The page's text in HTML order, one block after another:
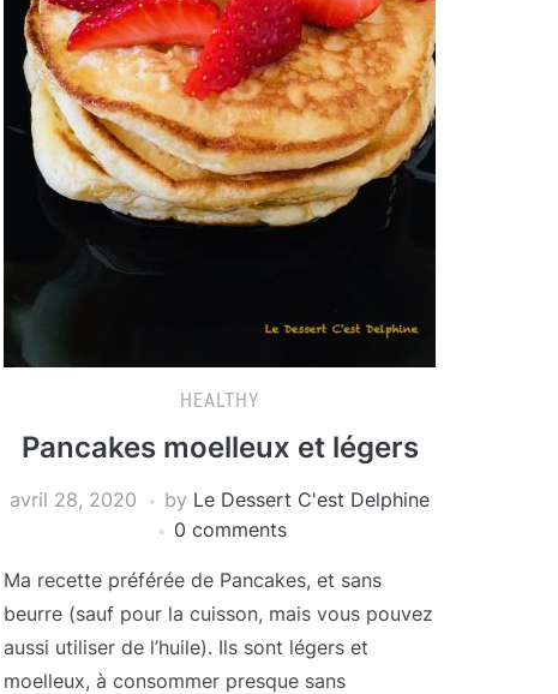
HEALTHY
Pancakes moelleux et légers
avril 28, 2020 by Le Dessert C'est Delphine
0 comments
Ma recette préférée de Pancakes, et sans
beurre (sauf pour la cuisson, mais vous pouvez
aussi utiliser de l’huile). Ils sont légers et
moelleux, à consommer presque sans